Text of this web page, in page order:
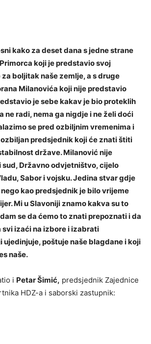
kako za deset dana s jedne strane
koji je predstavio svoj
boljitak naše zemlje, a s druge
Milanovića koji nije predstavio
je sebe kakav je bio proteklih
ne radi, nema ga nigdje i ne želi doći
se pred ozbiljnim vremenima i
predsjednik koji će znati štiti
države. Milanović nije
Državno odvjetništvo, cijelo
Sabor i vojsku. Jedina stvar gdje
kao predsjednik je bilo vrijeme
Mi u Slavoniji znamo kakva su to
se da ćemo to znati prepoznati i da
svi izaći na izbore i izabrati
ujedinjuje, poštuje naše blagdane i koji
naše.
i Petar Šimić, predsjednik Zajednice
HDZ-a i saborski zastupnik: